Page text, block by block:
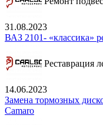
31.08.2023
ВАЗ 2101- «классика»
Реставрация
14.06.2023
Замена тормозных
Camaro